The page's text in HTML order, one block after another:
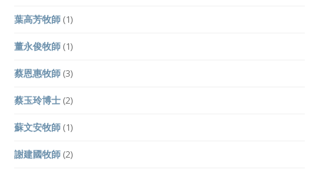
葉高芳牧師 (1)
董永俊牧師 (1)
蔡恩惠牧師 (3)
蔡玉玲博士 (2)
蘇文安牧師 (1)
謝建國牧師 (2)